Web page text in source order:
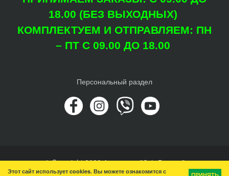
18.00 (БЕЗ ВЫХОДНЫХ)
КОМПЛЕКТУЕМ И ОТПРАВЛЯЕМ: ПН
– ПТ С 09.00 ДО 18.00
Персональный раздел
© Copyright 2022 Агроцентр "Світ Рослин"
Наверх
Этот сайт использует cookies. Вы можете ознакомится с